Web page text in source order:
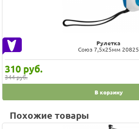
Рулетка
Союз 7,5x25мм 20825
310 руб.
344 руб.
В корзину
Похожие товары